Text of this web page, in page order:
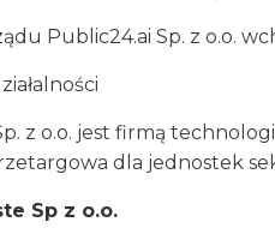
Public24.ai Sp. z o.o.
z o.o. jest firmą
dla jednostek
Sp z o.o.